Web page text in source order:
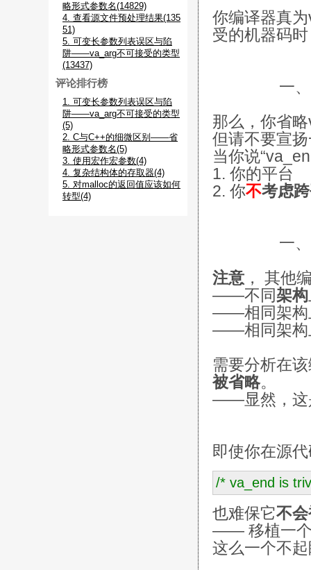
你编译器真
受的机器码
一、2.1
那么，你省
但请不要宣
当你说
1. 你的平台
2. 你不考虑
一、2.2
注意 ， 其他
——不同架构
——相同架构
——相同架构
需要分析在
被省略。
——显然，这
即使你在源
/* va_end is
也难保它不
—— 移植一个
这么一个不
略形式参数名(14829)
4. 查看源文件预处理结果(135
51)
5. 可变长参数列表误区与陷
阱——va_arg不可接受的类型
(13437)
评论排行榜
1. 可变长参数列表误区与陷
阱——va_arg不可接受的类型
(5)
2. C与C++的细微区别——省
略形式参数名(5)
3. 使用宏作宏参数(4)
4. 复杂结构体的存取器(4)
5. 对malloc的返回值应该如何
转型(4)